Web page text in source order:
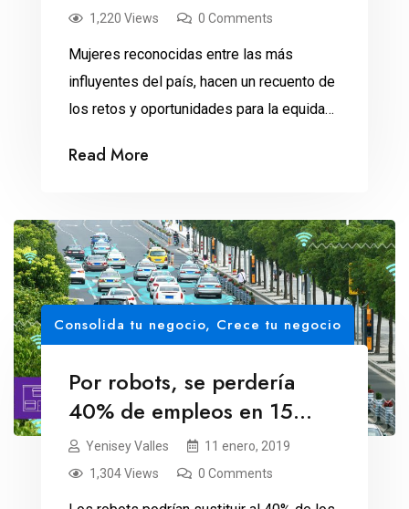
1,220 Views
0 Comments
Mujeres reconocidas entre las más
influyentes del país, hacen un recuento de
los retos y oportunidades para la equidad
Read More
Consolida tu negocio, Crece tu negocio
Por robots, se perdería
40% de empleos en 15
años
Yenisey Valles
11 enero, 2019
1,304 Views
0 Comments